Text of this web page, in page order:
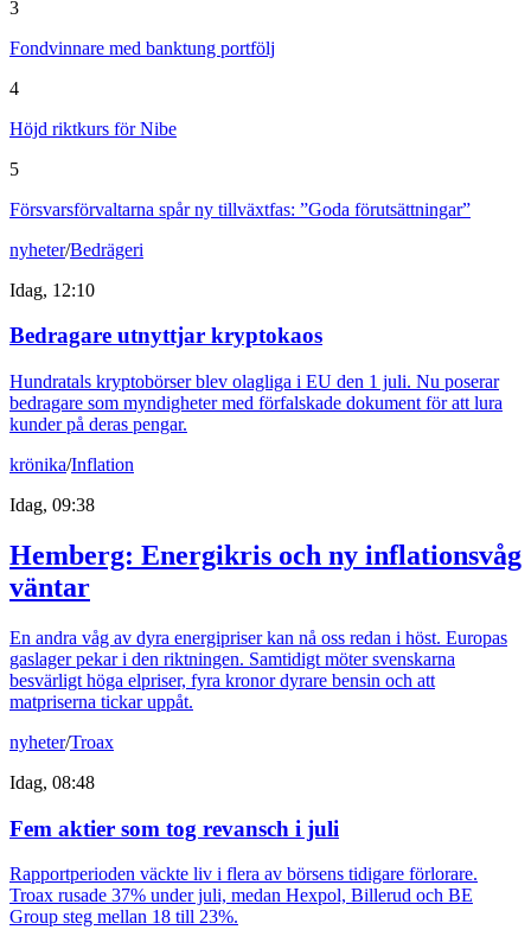
3
Fondvinnare med banktung portfölj
4
Höjd riktkurs för Nibe
5
Försvarsförvaltarna spår ny tillväxtfas: ”Goda förutsättningar”
nyheter/Bedrägeri
Idag, 12:10
Bedragare utnyttjar kryptokaos
Hundratals kryptobörser blev olagliga i EU den 1 juli. Nu poserar
bedragare som myndigheter med förfalskade dokument för att lura
kunder på deras pengar.
krönika/Inflation
Idag, 09:38
Hemberg: Energikris och ny inflationsvåg
väntar
En andra våg av dyra energipriser kan nå oss redan i höst. Europas
gaslager pekar i den riktningen. Samtidigt möter svenskarna
besvärligt höga elpriser, fyra kronor dyrare bensin och att
matpriserna tickar uppåt.
nyheter/Troax
Idag, 08:48
Fem aktier som tog revansch i juli
Rapportperioden väckte liv i flera av börsens tidigare förlorare.
Troax rusade 37% under juli, medan Hexpol, Billerud och BE
Group steg mellan 18 till 23%.